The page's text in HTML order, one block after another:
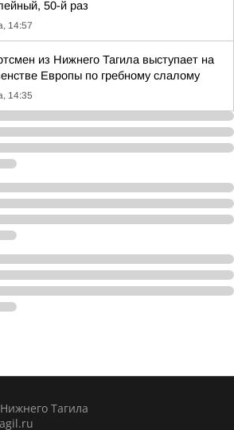
50-й раз
14:57
из Нижнего Тагила выступает на
Европы по гребному слалому
14:35
Тагила